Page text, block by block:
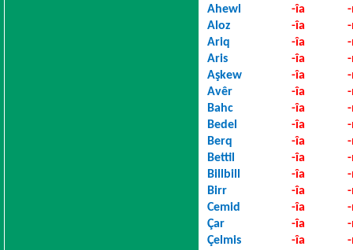
Ahewl
-îa
Aloz
-îa
Ariq
-îa
Aris
-îa
Aşkew
-îa
Avêr
-îa
Bahc
-îa
Bedel
-îa
Berq
-îa
Bettil
-îa
Billbill
-îa
Birr
-îa
Cemid
-îa
Çar
-îa
Çelmis
-îa